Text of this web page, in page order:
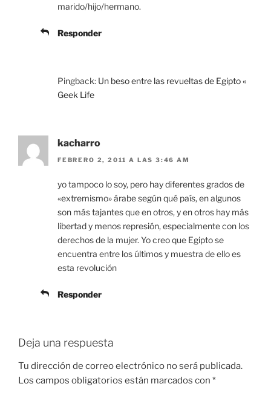
marido/hijo/hermano.
Responder
Pingback: Un beso entre las revueltas de Egipto «
Geek Life
kacharro
FEBRERO 2, 2011 A LAS 3:46 AM
yo tampoco lo soy, pero hay diferentes grados de
«extremismo» árabe según qué país, en algunos
son más tajantes que en otros, y en otros hay más
libertad y menos represión, especialmente con los
derechos de la mujer. Yo creo que Egipto se
encuentra entre los últimos y muestra de ello es
esta revolución
Responder
Deja una respuesta
Tu dirección de correo electrónico no será publicada.
Los campos obligatorios están marcados con *